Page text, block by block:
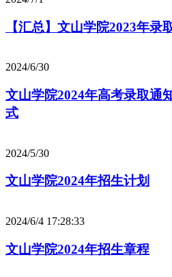
【汇总】文山学院2023年录
2024/6/30
文山学院2024年高考录取通
式
2024/5/30
文山学院2024年招生计划
2024/6/4 17:28:33
文山学院2024年招生章程